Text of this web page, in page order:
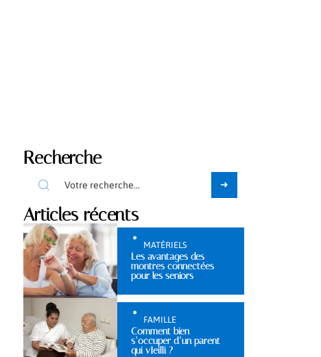
Recherche
Articles récents
MATÉRIELS
Les avantages des
montres connectées
pour les seniors
FAMILLE
Comment bien
s’occuper d’un parent
qui vIeilli ?